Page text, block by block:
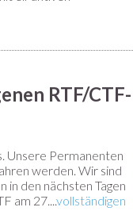
RTF/CTF-
Unsere Permanenten
werden. Wir sind
in den nächsten Tagen
am 27....vollständigen